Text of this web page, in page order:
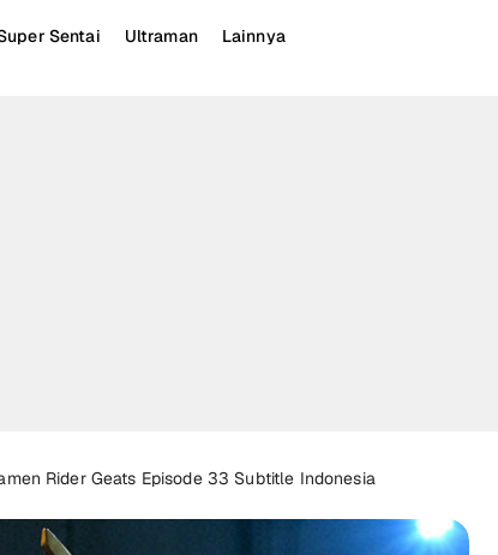
Sentai Ultraman Lainnya
Rider Geats Episode 33 Subtitle Indonesia